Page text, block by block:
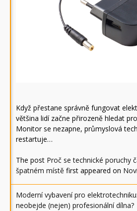
Když přestane správně fungovat
většina lidí začne přirozeně hledat
Monitor se nezapne, průmyslová
restartuje…
The post Proč se technické poruchy
špatném místě first appeared on
Moderní vybavení pro
neobejde (nejen) profesionální dílna?